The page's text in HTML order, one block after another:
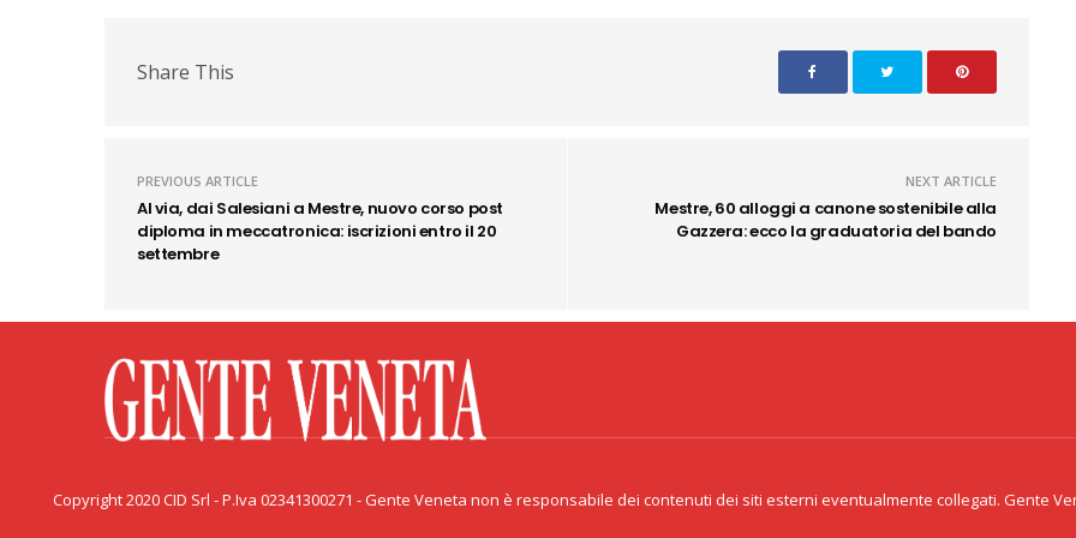
Share This
PREVIOUS ARTICLE
Al via, dai Salesiani a Mestre, nuovo corso post
diploma in meccatronica: iscrizioni entro il 20
settembre
NEXT ARTICLE
Mestre, 60 alloggi a canone sostenibile alla
Gazzera: ecco la graduatoria del bando
Copyright 2020 CID Srl - P.Iva
Copyright 2020 CID Srl - P.Iva 02341300271 - Gente Veneta non è responsabile dei contenuti dei siti esterni eventualmente collegati. Gente